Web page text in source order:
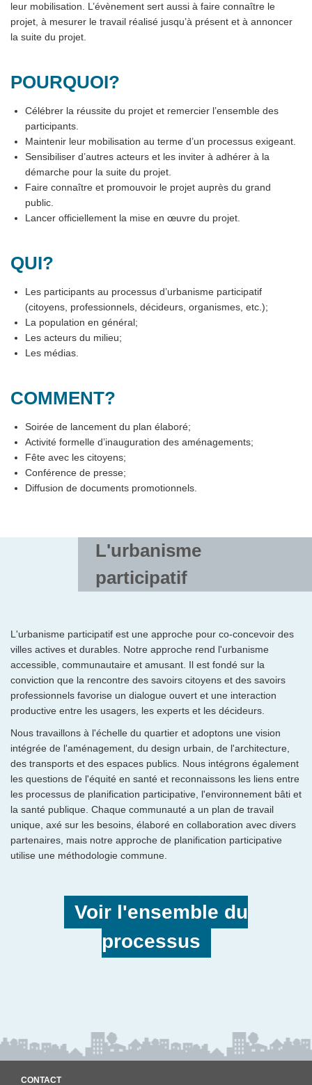
leur mobilisation. L’évènement sert aussi à faire connaître le
projet, à mesurer le travail réalisé jusqu’à présent et à annoncer
la suite du projet.
POURQUOI?
Célébrer la réussite du projet et remercier l’ensemble des
participants.
Maintenir leur mobilisation au terme d’un processus exigeant.
Sensibiliser d’autres acteurs et les inviter à adhérer à la
démarche pour la suite du projet.
Faire connaître et promouvoir le projet auprès du grand
public.
Lancer officiellement la mise en œuvre du projet.
QUI?
Les participants au processus d’urbanisme participatif
(citoyens, professionnels, décideurs, organismes, etc.);
La population en général;
Les acteurs du milieu;
Les médias.
COMMENT?
Soirée de lancement du plan élaboré;
Activité formelle d’inauguration des aménagements;
Fête avec les citoyens;
Conférence de presse;
Diffusion de documents promotionnels.
L'urbanisme
participatif
L'urbanisme participatif est une approche pour co-concevoir des
villes actives et durables. Notre approche rend l'urbanisme
accessible, communautaire et amusant. Il est fondé sur la
conviction que la rencontre des savoirs citoyens et des savoirs
professionnels favorise un dialogue ouvert et une interaction
productive entre les usagers, les experts et les décideurs.
Nous travaillons à l'échelle du quartier et adoptons une vision
intégrée de l'aménagement, du design urbain, de l'architecture,
des transports et des espaces publics. Nous intégrons également
les questions de l'équité en santé et reconnaissons les liens entre
les processus de planification participative, l'environnement bâti et
la santé publique. Chaque communauté a un plan de travail
unique, axé sur les besoins, élaboré en collaboration avec divers
partenaires, mais notre approche de planification participative
utilise une méthodologie commune.
Voir l'ensemble du
processus
CONTACT